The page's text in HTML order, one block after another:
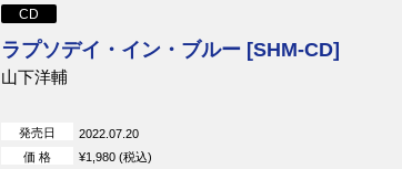
CD
ラプソデイ・イン・ブルー [SHM-CD]
山下洋輔
発売日
2022.07.20
価 格
¥1,980 (税込)